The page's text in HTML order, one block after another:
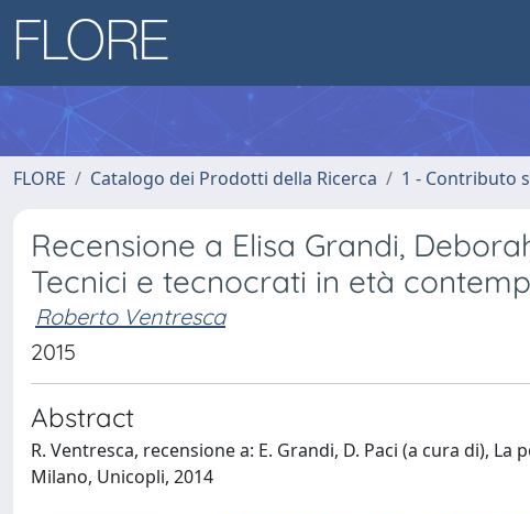
FLORE Catalogo dei Prodotti della Ricerca 1 - Contributo
Recensione a Elisa Grandi,
Tecnici e tecnocrati in età
Roberto Ventresca
2015
Abstract
R. Ventresca, recensione a: E. Grandi, D. Paci (a cura di),
Milano, Unicopli, 2014